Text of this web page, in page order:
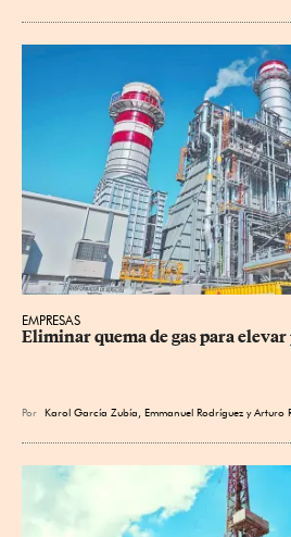
EMPRESAS
Eliminar quema de gas para
Por Karol García Zubía Emmanuel Rodríguez yArturo